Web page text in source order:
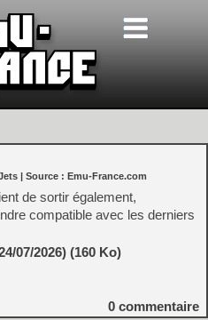
| Source : Emu-France.com
de sortir également,
compatible avec les derniers
07/2026) (160 Ko)
0 commentaire